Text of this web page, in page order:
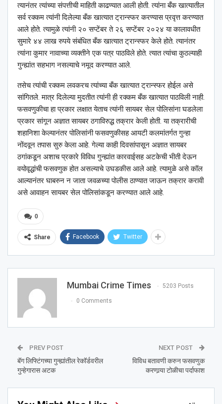
त्यानंतर त्यांच्या संपत्तीची माहिती काढण्यात आली होती. त्यांना बँक खात्यातील
सर्व रक्कम त्यांनी दिलेल्या बँक खात्यात ट्रान्स्फर करण्यास प्रवृत्त करण्यात
आले होते. त्यामुळे त्यांनी २० सप्टेंबर ते २६ सप्टेंबर २०२४ या कालावधीत
सुमारे ४४ लाख रुपये संबंधित बँक खात्यात ट्रान्स्फर केले होते. त्यानंतर
त्यांना कुमार नावाच्या व्यक्तीने एक पत्र पाठविले होते. त्यात त्यांचा कुठल्याही
गुन्ह्यांत सहभाग नसल्याचे नमूद करण्यात आले.
तसेच त्यांची रक्कम लवकरच त्यांच्या बँक खात्यात ट्रान्स्फर होईल असे
सांगितले. मात्र दिलेल्या मुदतीत त्यांनी ही रक्कम बँक खात्यात पाठविली नाही.
फसवणुकीचा हा प्रकार लक्षात येताच त्यांनी सायबर सेल पोलिसांना घडलेला
प्रकार सांगून अज्ञात सायबर ठगाविरुद्ध तक्रार केली होती. या तक्रारीची
शहानिशा केल्यानंतर पोलिसांनी फसवणुकीसह आयटी कलमांतर्गत गुन्हा
नोंदवून तपास सुरु केला आहे. गेल्या काही दिवसांपासून अज्ञात सायबर
ठगांकडून अशाच प्रकारे विविध गुन्ह्यांत कारवाईसह अटकेची भीती देऊन
वयोवृद्धांची फसवणुक होत असल्याचे उघडकीस आले आहे. त्यामुळे असे कॉल
आल्यानंतर घाबरुन न जाता जवळच्या पोलीस ठाण्यात जाऊन तक्रार करावी
असे आवाहन सायबर सेल पोलिसांकडून करण्यात आले आहे.
0
Share Facebook Twitter
Mumbai Crime Times 5203 Posts
0 Comments
PREV POST
बॅग लिफ्टिंगच्या गुन्ह्यांतील रेकॉर्डवरील
गुन्हेगारास अटक
NEXT POST
विविध बतावणी करुन फसवणुक
करणार्‍या टोळीचा पर्दाफाश